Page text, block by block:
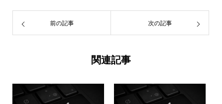
前の記事 次の記事
関連記事